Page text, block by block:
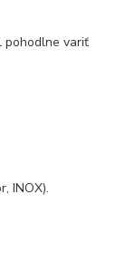
pohodlne variť
INOX).